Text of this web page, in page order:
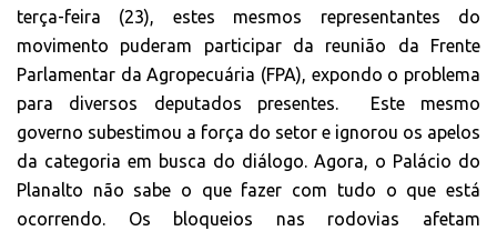
terça-feira (23), estes mesmos representantes do
movimento puderam participar da reunião da Frente
Parlamentar da Agropecuária (FPA), expondo o problema
para diversos deputados presentes. Este mesmo
governo subestimou a força do setor e ignorou os apelos
da categoria em busca do diálogo. Agora, o Palácio do
Planalto não sabe o que fazer com tudo o que está
ocorrendo. Os bloqueios nas rodovias afetam